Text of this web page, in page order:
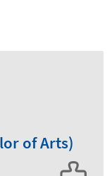
of Arts)